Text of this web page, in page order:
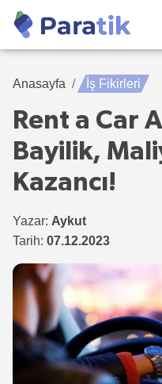
Anasayfa İş Fikirleri
Rent a Car
Bayilik,
Kazancı!
Yazar: Aykut
Tarih: 07.12.2023